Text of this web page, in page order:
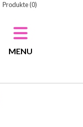
Produkte (0)
MENU